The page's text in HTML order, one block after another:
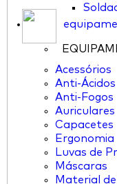
Acessórios
Anti-Ácidos
Anti-Fogos
Auriculares
Capacetes
Ergonomia
Luvas de
Máscaras
Material